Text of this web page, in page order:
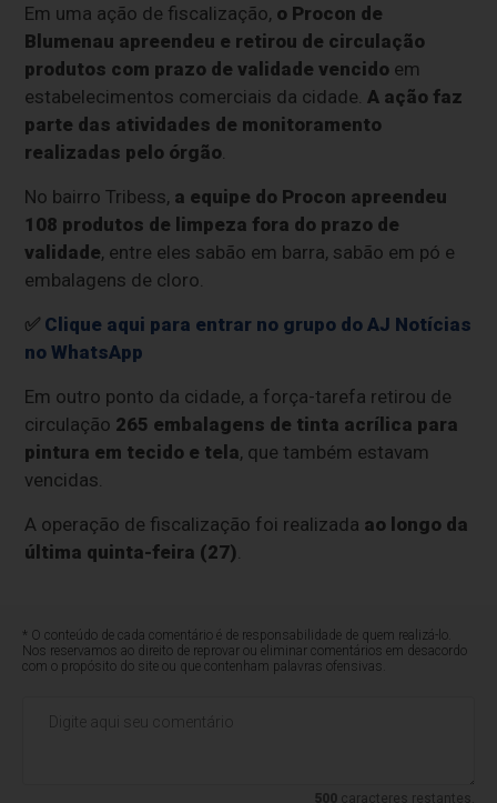
Em uma ação de fiscalização, o Procon de
Blumenau apreendeu e retirou de circulação
produtos com prazo de validade vencido em
estabelecimentos comerciais da cidade.A ação faz
parte das atividades de monitoramento
realizadas pelo órgão
No bairro Tribess, a equipe do Procon apreendeu
108 produtos de limpeza fora do prazo de
validade, entre eles sabão em barra, sabão em pó e
embalagens de cloro.
✅ Clique aqui para entrar no grupo do AJ Notícias
no WhatsApp
Em outro ponto da cidade, a força-tarefa retirou de
circulação 265 embalagens de tinta acrílica para
pintura em tecido e tela, que também estavam
vencidas.
A operação de fiscalização foi realizada ao longo da
última quinta-feira (27)
* O conteúdo de cada comentário é de responsabilidade de quem realizá-lo.
Nos reservamos ao direito de reprovar ou eliminar comentários em desacordo
com o propósito do site ou que contenham palavras ofensivas.
500caracteres restantes.